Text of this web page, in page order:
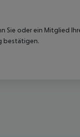
Sie oder ein Mitglied
bestätigen.